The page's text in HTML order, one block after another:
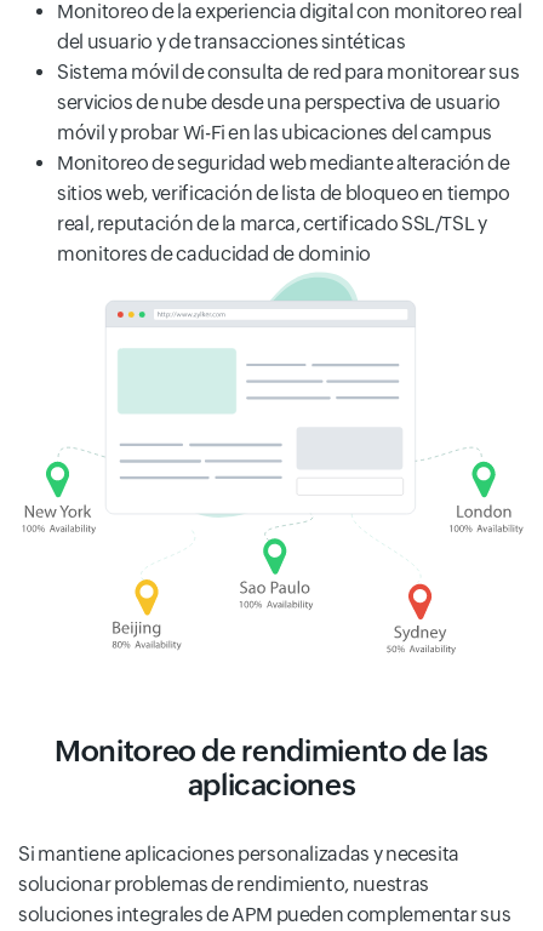
Monitoreo de la experiencia digital con monitoreo real
del usuario y de transacciones sintéticas
Sistema móvil de consulta de red para monitorear sus
servicios de nube desde una perspectiva de usuario
móvil y probar Wi-Fi en las ubicaciones del campus
Monitoreo de seguridad web mediante alteración de
sitios web, verificación de lista de bloqueo en tiempo
real, reputación de la marca, certificado SSL/TSL y
monitores de caducidad de dominio
Monitoreo de rendimiento de las
aplicaciones
Si mantiene aplicaciones personalizadas y necesita
solucionar problemas de rendimiento, nuestras
soluciones integrales de APM pueden complementar sus